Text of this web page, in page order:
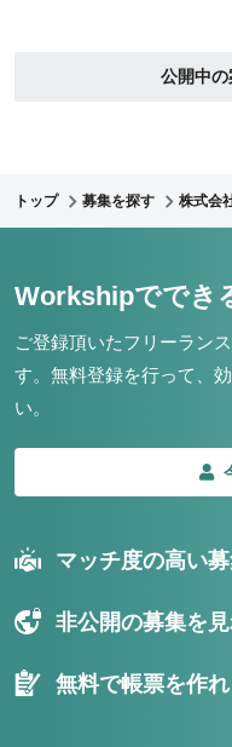
公開中の
トップ 募集を探す 株式会
Workshipででき
ご登録頂いたフリーラン
す。 無料登録を行って、
い。
マッチ度の高い
非公開の募集を
無料で帳票を作